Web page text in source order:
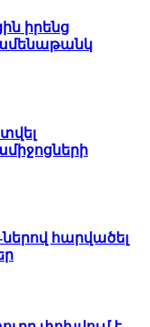
իրենց
ամենաթանկ
հարվածել